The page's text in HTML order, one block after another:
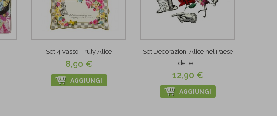
Set 4 Vassoi Truly Alice
8,90 €
AGGIUNGI
Set Decorazioni Alice nel Paese
delle...
12,90 €
AGGIUNGI